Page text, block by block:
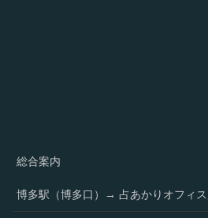
総合案内
博多駅（博多口）→ 占あかりオフィ